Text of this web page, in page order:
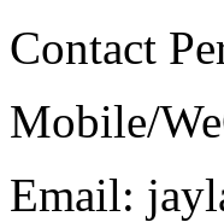
Contact
Mobile/
Email: